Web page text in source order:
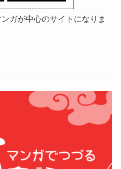
ガが中心のサイトになりま